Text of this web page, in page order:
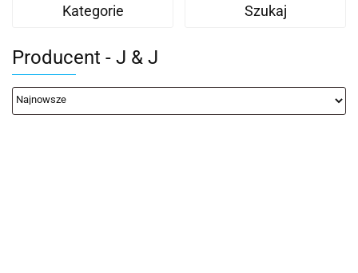
Kategorie Szukaj
Producent - J & J